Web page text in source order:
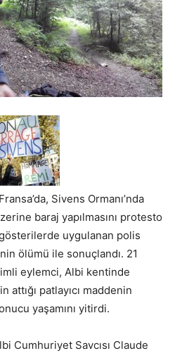
Sivens Ormanı’nda
baraj yapılmasını protesto
uygulanan polis
ölümü ile sonuçlandı. 21
eylemci, Albi kentinde
attığı patlayıcı maddenin
yaşamını yitirdi.
Cumhuriyet Savcısı Claude